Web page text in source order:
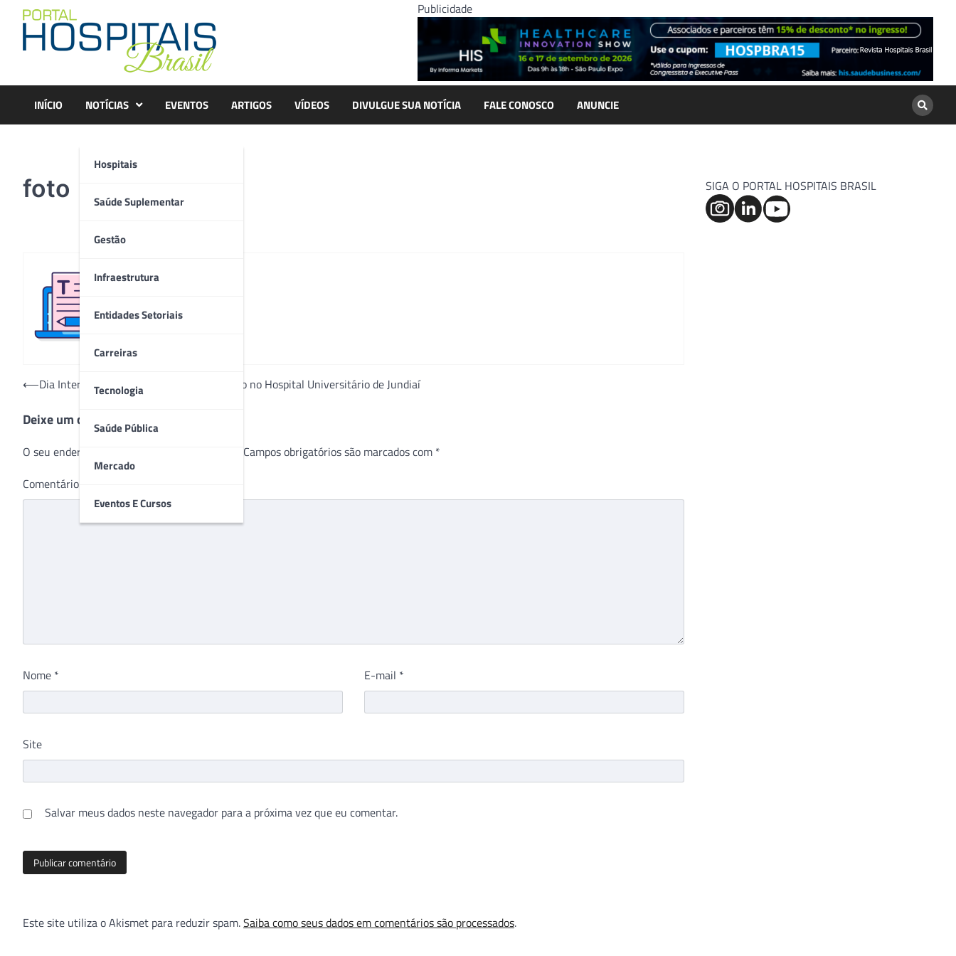
content
Publicidade
INÍCIO NOTÍCIAS
Hospitais
Saúde Suplementar
Gestão
Infraestrutura
Entidades Setoriais
Carreiras
Tecnologia
Saúde Pública
Mercado
Eventos E Cursos
EVENTOS ARTIGOS VÍDEOS DIVULGUE SUA NOTÍCIA FALE CONOSCO ANUNCIE
foto
Navegação
Post
⟵Dia Internacional da Mulher é comemorado no Hospital Universitário de Jundiaí
Deixe um comentário
O seu endereço de e-mail não será publicado. Campos obrigatórios são marcados com *
Comentário
Nome * E-mail *
Site
Salvar meus dados neste navegador para a próxima vez que eu comentar.
Este site utiliza o Akismet para reduzir spam.Saiba como seus dados em comentários são processados.
SIGA O PORTAL HOSPITAIS BRASIL